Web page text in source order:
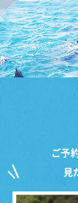
ご予
見